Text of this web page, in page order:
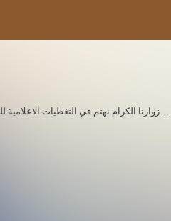
زوارنا الكرام نهتم في التغطيات